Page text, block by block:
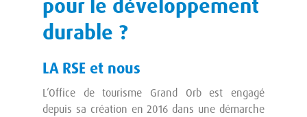
pour le développement
durable ?
LA RSE et nous
L’Office de tourisme Grand Orb est engagé
depuis sa création en 2016 dans une démarche